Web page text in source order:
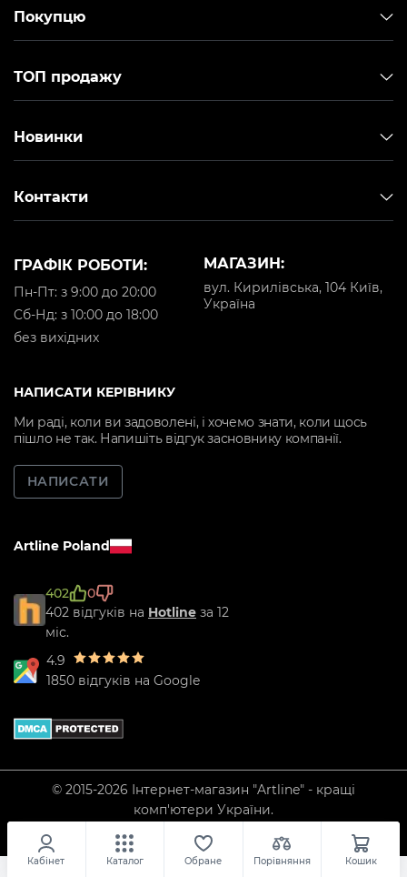
Кабінет Каталог Обране Порівняння Кошик
Покупцю
ТОП продажу
Новинки
Контакти
МАГАЗИН:
вул. Кирилівська, 104 Київ,
Україна
ГРАФІК РОБОТИ:
Пн-Пт: з 9:00 до 20:00
Cб-Нд: з 10:00 до 18:00
без вихідних
НАПИСАТИ КЕРІВНИКУ
Ми раді, коли ви задоволені, і хочемо знати, коли щось
пішло не так. Напишіть відгук засновнику компанії.
НАПИСАТИ
Artline Poland
402
0
402 відгуків на Hotline за 12
міс.
4.9
1850 відгуків на Google
© 2015-2026 Інтернет-магазин "Artline" - кращі
комп'ютери України.